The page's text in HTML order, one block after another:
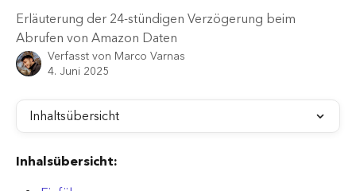
Erläuterung der 24-stündigen Verzögerung beim
Abrufen von Amazon Daten
Verfasst von Marco Varnas
4. Juni 2025
Inhaltsübersicht
Inhalsübersicht: